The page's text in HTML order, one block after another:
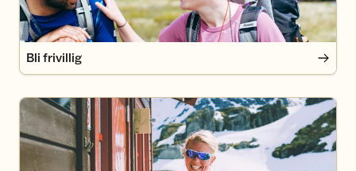
Bli frivillig
Bli medlem